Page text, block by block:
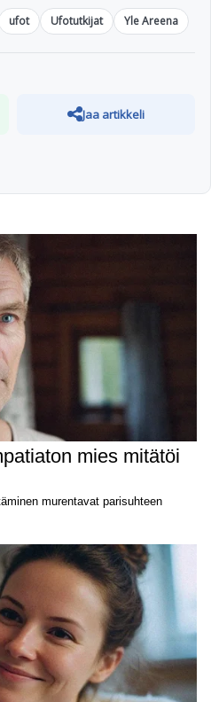
ufot Ufotutkijat Yle Areena
Jaa artikkeli